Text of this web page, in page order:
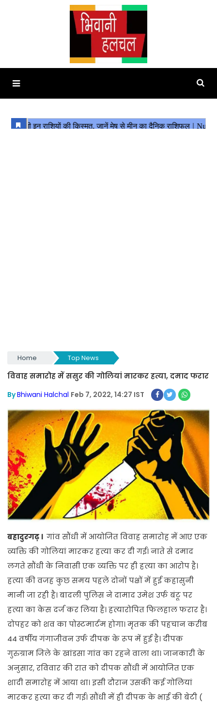
Home Top News
विवाह समारोह में ससुर की गोलियां मारकर हत्या, दमाद फरार
ByBhiwani Halchal Feb 7, 2022, 14:27 IST
बहादुरगढ़ । गांव सौंधी में आयोजित विवाह समारोह में आए एक
व्यक्ति की गोलियां मारकर हत्या कर दी गई। नाते से दमाद
लगते सौंधी के निवासी एक व्यक्ति पर ही हत्या का आरोप है।
हत्या की वजह कुछ समय पहले दोनों पक्षों में हुई कहासुनी
मानी जा रही है। बादली पुलिस ने दामाद उमेश उर्फ बंटू पर
हत्या का केस दर्ज कर लिया है। हत्यारोपित फिलहाल फरार है।
दोपहर को शव का पोस्टमार्टम होगा। मृतक की पहचान करीब
44 वर्षीय गंगाजीवन उर्फ दीपक के रूप में हुई है। दीपक
गुरुग्राम जिले के खांडसा गांव का रहने वाला था। जानकारी के
अनुसार, रविवार की रात को दीपक सौंधी में आयोजित एक
शादी समारोह में आया था। इसी दौरान उसकी कई गोलियां
मारकर हत्या कर दी गई। सौंधी में ही दीपक के भाई की बेटी (